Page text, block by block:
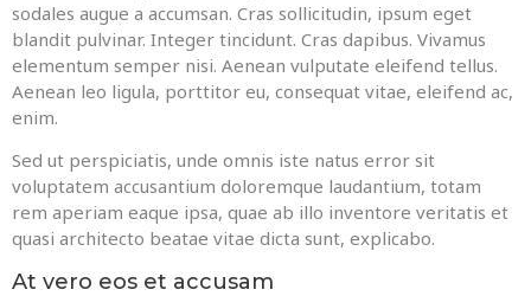
sodales augue a accumsan. Cras sollicitudin, ipsum eget
blandit pulvinar. Integer tincidunt. Cras dapibus. Vivamus
elementum semper nisi. Aenean vulputate eleifend tellus.
Aenean leo ligula, porttitor eu, consequat vitae, eleifend ac,
enim.
Sed ut perspiciatis, unde omnis iste natus error sit
voluptatem accusantium doloremque laudantium, totam
rem aperiam eaque ipsa, quae ab illo inventore veritatis et
quasi architecto beatae vitae dicta sunt, explicabo.
At vero eos et accusam